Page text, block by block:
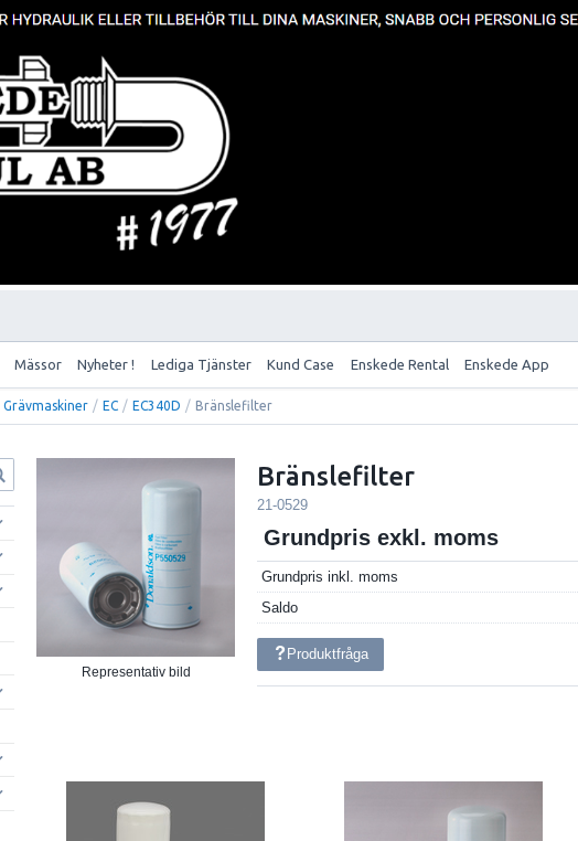
Mässor Nyheter ! Lediga Tjänster Kund Case Enskede Rental Enskede App
Grävmaskiner / EC / EC340D / Bränslefilter
Representativ bild
Bränslefilter
21-0529
Grundpris exkl. moms
Grundpris inkl. moms
Saldo
Produktfråga